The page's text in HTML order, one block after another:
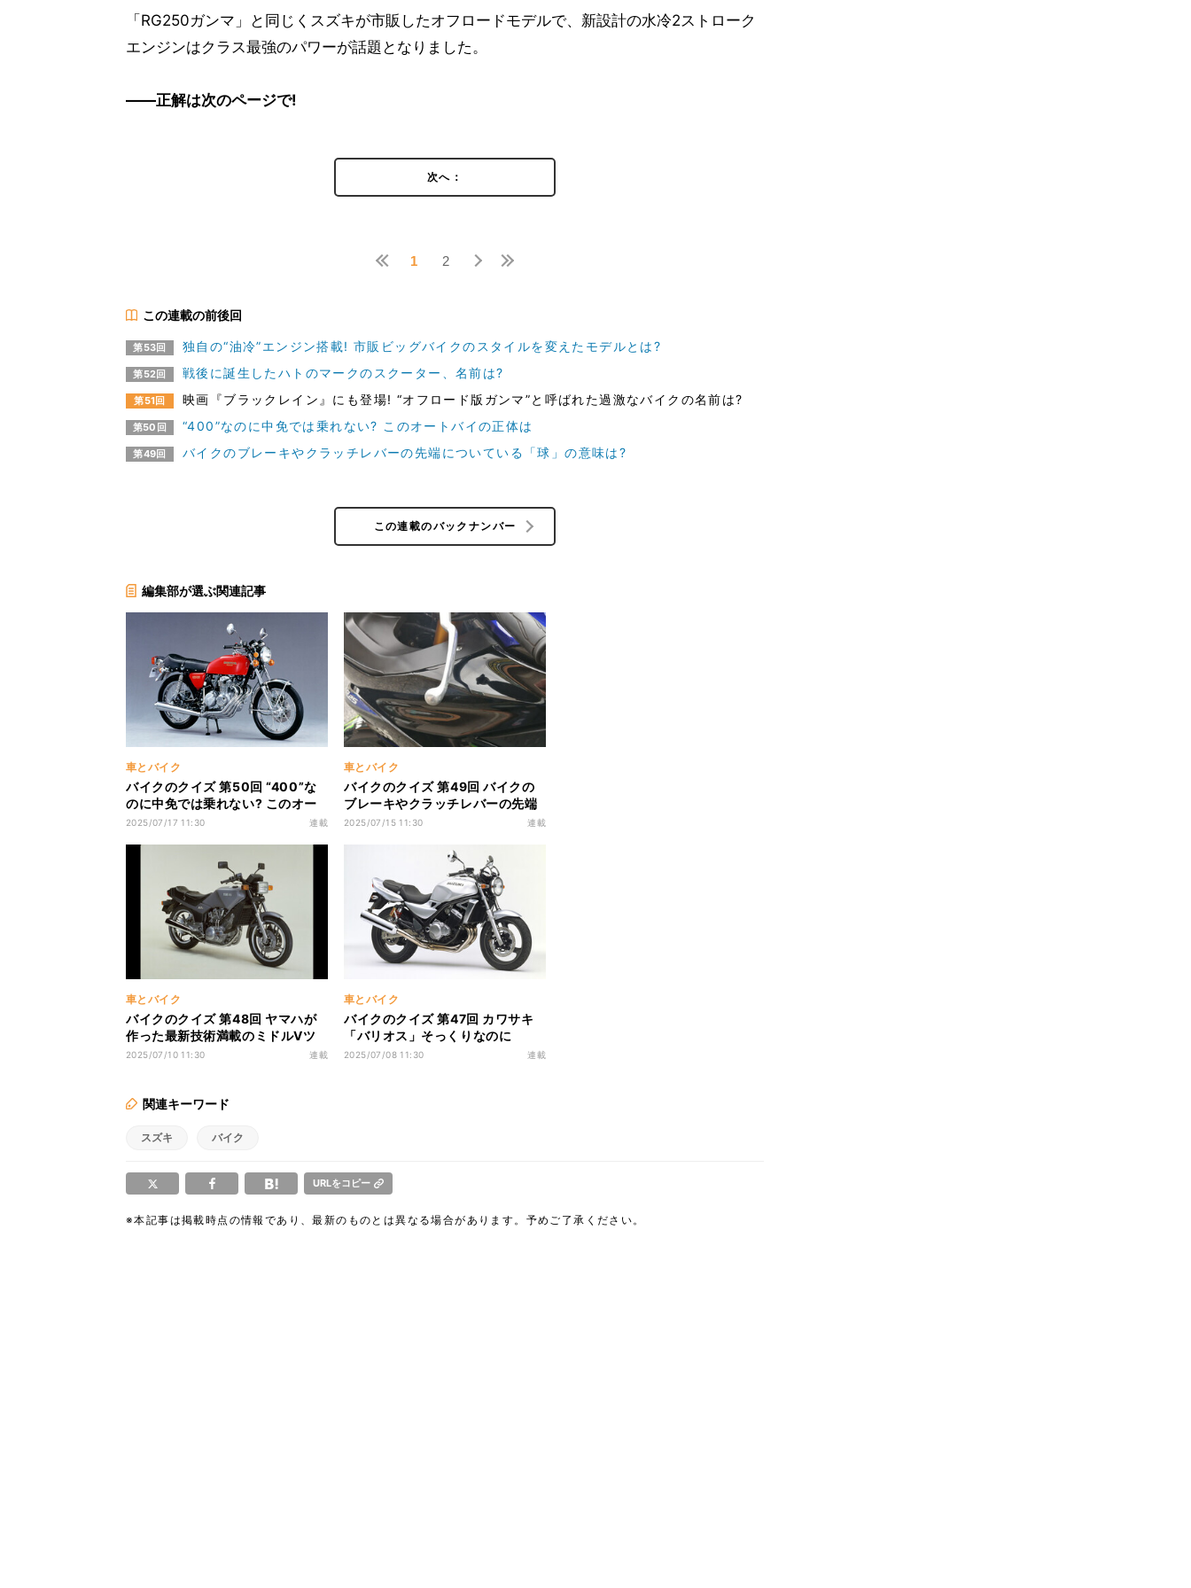
「RG250ガンマ」と同じくスズキが市販したオフロードモデルで、新設計の水冷2ストローク
エンジンはクラス最強のパワーが話題となりました。
――正解は次のページで!
次へ：
1 2
この連載の前後回
第53回 独自の“油冷”エンジン搭載! 市販ビッグバイクのスタイルを変えたモデルとは?
第52回 戦後に誕生したハトのマークのスクーター、名前は?
第51回 映画『ブラックレイン』にも登場! “オフロード版ガンマ”と呼ばれた過激なバイクの名前は?
第50回 “400”なのに中免では乗れない? このオートバイの正体は
第49回 バイクのブレーキやクラッチレバーの先端についている「球」の意味は?
この連載のバックナンバー
編集部が選ぶ関連記事
車とバイク
バイクのクイズ 第50回 “400”な
のに中免では乗れない? このオー
トバイの正体は
2025/07/17 11:30 連載
車とバイク
バイクのクイズ 第49回 バイクの
ブレーキやクラッチレバーの先端
についている「球」の意味は?
2025/07/15 11:30 連載
車とバイク
バイクのクイズ 第48回 ヤマハが
作った最新技術満載のミドルVツ
イン! このバイクの正体は?
2025/07/10 11:30 連載
車とバイク
バイクのクイズ 第47回 カワサキ
「バリオス」そっくりなのに
SUZUKIロゴのバイク、正体は?
2025/07/08 11:30 連載
関連キーワード
スズキ バイク
URLをコピー
※本記事は掲載時点の情報であり、最新のものとは異なる場合があります。予めご了承ください。